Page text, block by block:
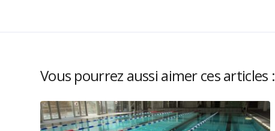
Vous pourrez aussi aimer ces articles :